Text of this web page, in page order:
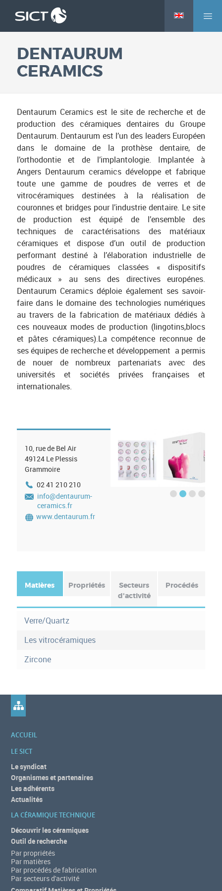
Aller
au
principal
DENTAURUM
CERAMICS
Dentaurum Ceramics est le site de recherche et de
production des céramiques dentaires du Groupe
Dentaurum. Dentaurum est l’un des leaders Européen
dans le domaine de la prothèse dentaire, de
l’orthodontie et de l’implantologie. Implantée à
Angers Dentaurum ceramics développe et fabrique
toute une gamme de poudres de verres et de
vitrocéramiques destinées à la réalisation de
couronnes et bridges pour l’industrie dentaire. Le site
de production est équipé de l’ensemble des
techniques de caractérisations des matériaux
céramiques et dispose d’un outil de production
performant destiné à l’élaboration industrielle de
poudres de céramiques classées « dispositifs
médicaux » au sens des directives europénes.
Dentaurum Ceramics déploie également ses savoir-
faire dans le domaine des technologies numériques
au travers de la fabrication de matériaux dédiés à
ces nouveaux modes de production (lingotins,blocs
et pâtes céramiques).La compétence reconnue de
ses équipes de recherche et développement a permis
de nouer de nombreux partenariats avec des
universités et sociétés privées françaises et
internationales.
10, rue de Bel Air
49124 Le Plessis
Grammoire
02 41 210 210
info@dentaurum-
ceramics.fr
www.dentaurum.fr
F
o
m
r
e
n
f
o
r
m
a
t
i
Matières
o
n
e
Propriétés
Secteurs
d'activité
Procédés
Verre/Quartz
Les vitrocéramiques
Zircone
ACCUEIL
LE SICT
Le syndicat
Organismes et partenaires
Les adhérents
Actualités
LA CÉRAMIQUE TECHNIQUE
Découvrir les céramiques
Outil de recherche
Par propriétés
Par matières
Par procédés de fabrication
Par secteurs d'activité